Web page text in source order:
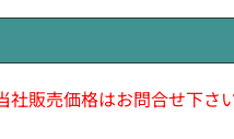
販売価格はお問合せ下さ